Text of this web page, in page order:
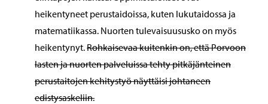
heikentyneet perustaidoissa, kuten lukutaidossa ja
matematiikassa. Nuorten tulevaisuususko on myös
heikentynyt.Rohkaisevaa kuitenkin on, että Porvoon
lasten ja nuorten palveluissa tehty pitkäjänteinen
perustaitojen kehitystyö näyttäisi johtaneen
edistysaskeliin.